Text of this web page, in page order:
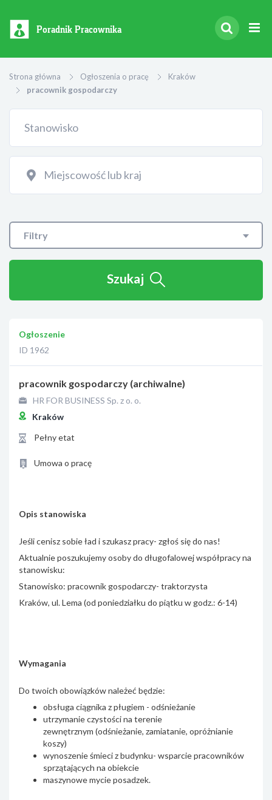
Poradnik Pracownika
Strona główna Ogłoszenia o pracę
Kraków
pracownik gospodarczy
Filtry
Szukaj
Ogłoszenie
ID 1962
pracownik gospodarczy (archiwalne)
HR FOR BUSINESS Sp. z o. o.
Kraków
Pełny etat
Umowa o pracę
Opis stanowiska
Jeśli cenisz sobie ład i szukasz pracy- zgłoś się do nas!
Aktualnie poszukujemy osoby do długofalowej współpracy na
stanowisku:
Stanowisko: pracownik gospodarczy- traktorzysta
Kraków, ul. Lema (od poniedziałku do piątku w godz.: 6-14)
Wymagania
Do twoich obowiązków należeć będzie:
obsługa ciągnika z pługiem - odśnieżanie
utrzymanie czystości na terenie
zewnętrznym (odśnieżanie, zamiatanie, opróżnianie
koszy)
wynoszenie śmieci z budynku- wsparcie pracowników
sprzątających na obiekcie
maszynowe mycie posadzek.